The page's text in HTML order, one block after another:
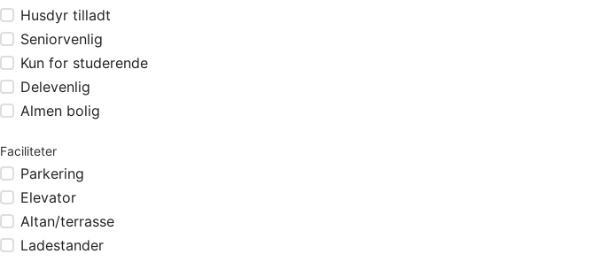
Husdyr tilladt
Seniorvenlig
Kun for studerende
Delevenlig
Almen bolig
Faciliteter
Parkering
Elevator
Altan/terrasse
Ladestander